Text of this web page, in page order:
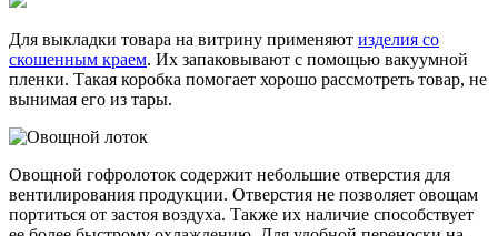
Для выкладки товара на витрину применяют изделия со
скошенным краем. Их запаковывают с помощью вакуумной
пленки. Такая коробка помогает хорошо рассмотреть товар, не
вынимая его из тары.
Овощной гофролоток содержит небольшие отверстия для
вентилирования продукции. Отверстия не позволяет овощам
портиться от застоя воздуха. Также их наличие способствует